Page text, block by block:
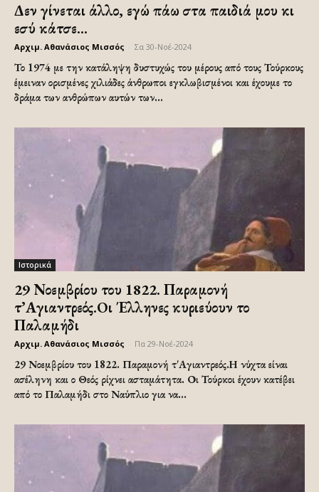
Δεν γίνεται άλλο, εγώ πάω στα παιδιά μου κι
εσύ κάτσε...
Αρχιμ. Αθανάσιος Μισσός Σα 30-Νοέ-2024
Το 1974 με την κατάληψη δυστυχώς του μέρους από τους Τούρκους
έμειναν ορισμένες χιλιάδες άνθρωποι εγκλωβισμένοι και έχουμε το
δράμα των ανθρώπων αυτών των...
Ιστορικά
29 Νοεμβρίου του 1822. Παραμονή
τ’Αγιαντρεός.Oι Έλληνες κυριεύουν το
Παλαμήδι
Αρχιμ. Αθανάσιος Μισσός Πα 29-Νοέ-2024
29 Νοεμβρίου του 1822. Παραμονή τ'Αγιαντρεός.Η νύχτα είναι
ασέληνη και ο Θεός ρίχνει ασταμάτητα. Οι Τούρκοι έχουν κατέβει
από το Παλαμήδι στο Ναύπλιο για να...